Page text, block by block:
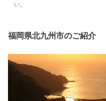
い。
福岡県北九州市のご紹介